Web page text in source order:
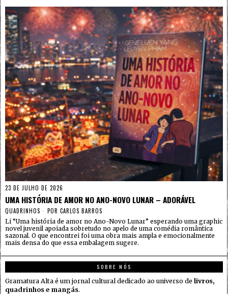
23 DE JULHO DE 2026
UMA HISTÓRIA DE AMOR NO ANO-NOVO LUNAR – ADORÁVEL
QUADRINHOS POR CARLOS BARROS
Li “Uma história de amor no Ano-Novo Lunar” esperando uma graphic
novel juvenil apoiada sobretudo no apelo de uma comédia romântica
sazonal. O que encontrei foi uma obra mais ampla e emocionalmente
mais densa do que essa embalagem sugere.
SOBRE NÓS
Gramatura Alta é um jornal cultural dedicado ao universo de livros,
quadrinhos e mangás.